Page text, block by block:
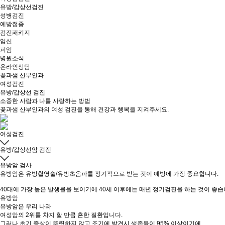
유방/갑상선검진
성병검진
예방접종
검진패키지
임신
피임
병원소식
온라인상담
꽃과샘 산부인과
여성검진
유방/갑상선 검진
소중한 사람과 나를 사랑하는 방법
꽃과샘 산부인과의 여성 검진을 통해 건강과 행복을 지켜주세요.
여성검진
유방/갑상선암 검진
유방암 검사
유방암은 유방촬영술/유방초음파를 정기적으로 받는 것이 예방에 가장 중요합니다.
40대에 가장 높은 발생률을 보이기에 40세 이후에는 매년 정기검진을 하는 것이 좋습
유방암
유방암은 우리 나라
여성암의 2위를 차지 할 만큼 흔한 질환입니다.
그러나 초기 증상이 뚜렷하지 않고 조기에 발견시 생존율이 95% 이상이기에